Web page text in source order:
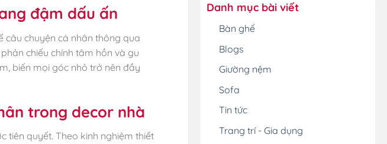
đậm dấu ấn
câu chuyện cá nhân thông qua
chiếu chính tâm hồn và gu
biến mọi góc nhỏ trở nên đầy
trong decor nhà
tiên quyết. Theo kinh nghiệm thiết
Danh mục bài viết
Bàn ghế
Blogs
Giường nệm
Sofa
Tin tức
Trang trí - Gia dụng